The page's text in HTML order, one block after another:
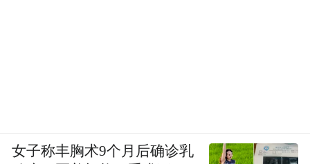
女子称丰胸术9个月后确诊乳